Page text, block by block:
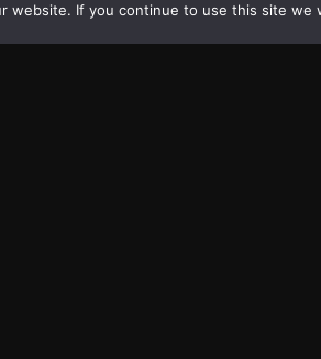
If you continue to use this site we